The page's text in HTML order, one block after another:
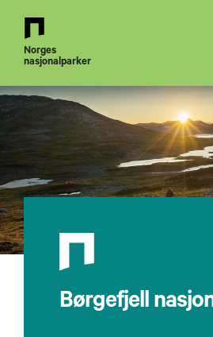
Tilbake
til
forsiden
Norges
nasjonalparker
Børgefjell